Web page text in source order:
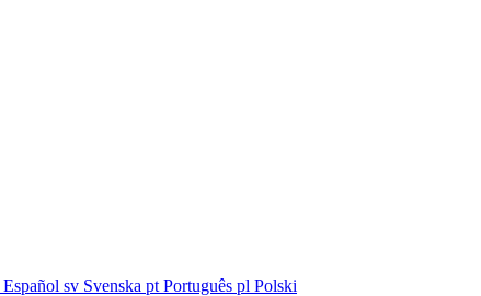
Español sv Svenska pt Português pl Polski